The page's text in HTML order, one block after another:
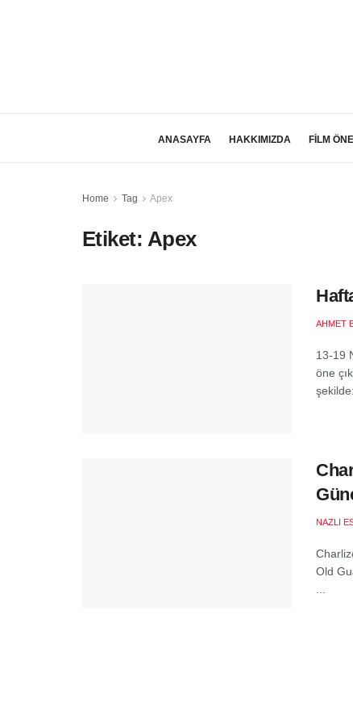
ANASAYFA HAKKIMIZDA FİLM
Home Tag Apex
Etiket: Apex
AHMET
13-19
öne
şekilde:
NAZLI
Old